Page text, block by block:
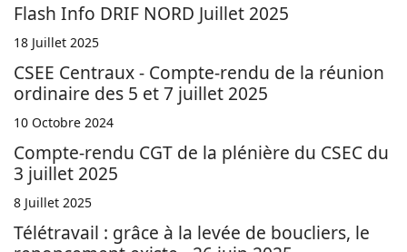
Flash Info DRIF NORD Juillet 2025
18 Juillet 2025
CSEE Centraux - Compte-rendu de la réunion
ordinaire des 5 et 7 juillet 2025
10 Octobre 2024
Compte-rendu CGT de la plénière du CSEC du
3 juillet 2025
8 Juillet 2025
Télétravail : grâce à la levée de boucliers, le